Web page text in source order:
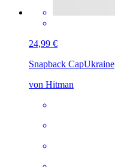
24,99 €
Snapback CapUkraine
von Hitman